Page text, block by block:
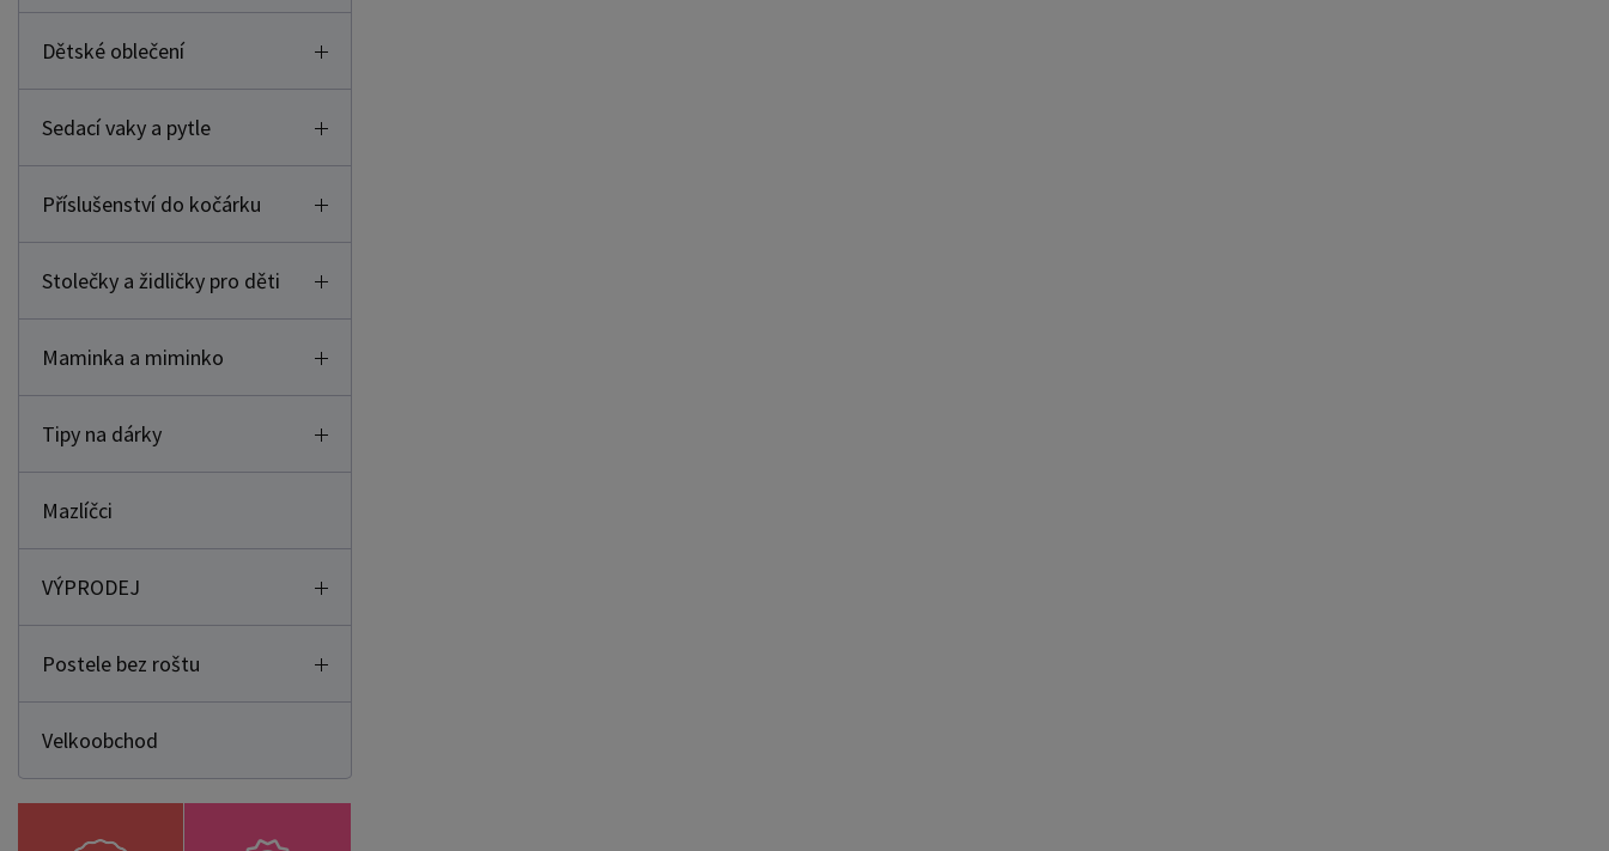
Dětské oblečení
Sedací vaky a pytle
Příslušenství do kočárku
Stolečky a židličky pro děti
Maminka a miminko
Tipy na dárky
Mazlíčci
VÝPRODEJ
Postele bez roštu
Velkoobchod